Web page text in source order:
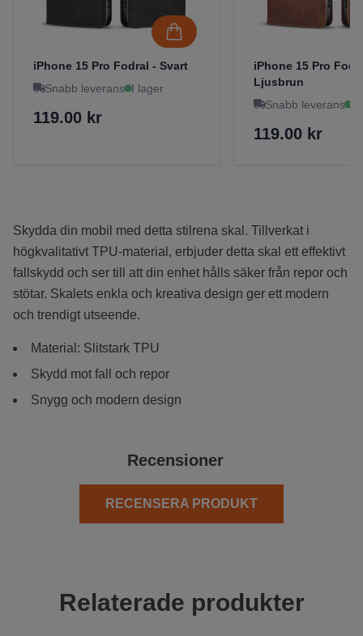
iPhone 15 Pro Fodral - Svart
Snabb leverans I lager
119.00 kr
iPhone 15 Pro
Ljusbrun
Snabb leverans
119.00 kr
Skydda din mobil med detta stilrena skal. Tillverkat i
högkvalitativt TPU-material, erbjuder detta skal ett effektivt
fallskydd och ser till att din enhet hålls säker från repor och
stötar. Skalets enkla och kreativa design ger ett modern
och trendigt utseende.
Material: Slitstark TPU
Skydd mot fall och repor
Snygg och modern design
Recensioner
RECENSERA PRODUKT
Relaterade produkter